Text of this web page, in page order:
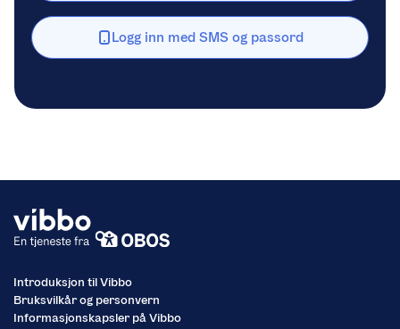
Logg inn med SMS og passord
Introduksjon til Vibbo
Bruksvilkår og personvern
Informasjonskapsler på Vibbo